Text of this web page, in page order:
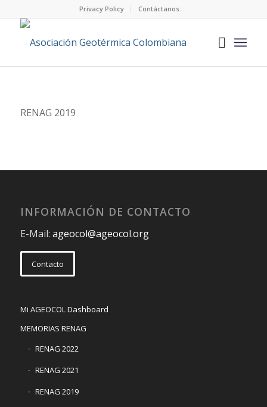
Privacy Policy Contáctanos:
RENAG 2019
INFORMACIÓN DE CONTACTO
E-Mail: ageocol@ageocol.org
Contacto
Mi AGEOCOL Dashboard
MEMORIAS RENAG
RENAG 2022
RENAG 2021
RENAG 2019